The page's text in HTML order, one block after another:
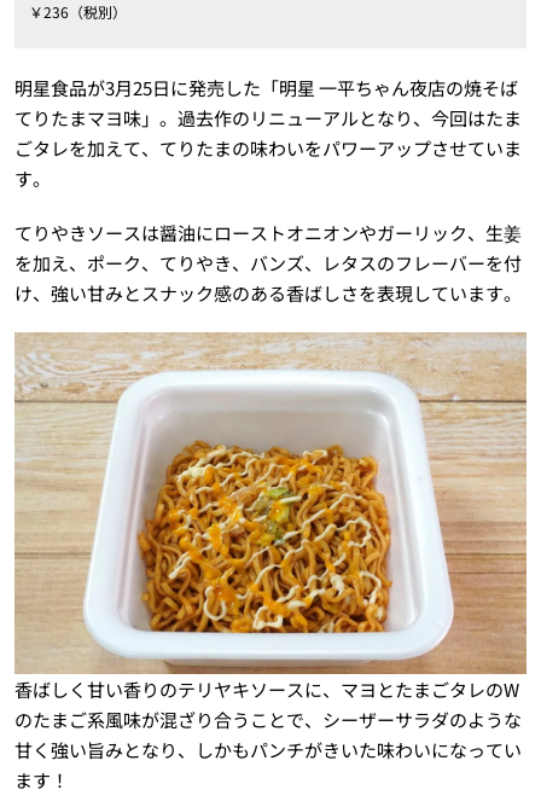
￥236（税別）
明星食品が3月25日に発売した「明星 一平ちゃん夜店の焼そば
てりたまマヨ味」。過去作のリニューアルとなり、今回はたま
ごタレを加えて、てりたまの味わいをパワーアップさせていま
す。
てりやきソースは醤油にローストオニオンやガーリック、生姜
を加え、ポーク、てりやき、バンズ、レタスのフレーバーを付
け、強い甘みとスナック感のある香ばしさを表現しています。
香ばしく甘い香りのテリヤキソースに、マヨとたまごタレのW
のたまご系風味が混ざり合うことで、シーザーサラダのような
甘く強い旨みとなり、しかもパンチがきいた味わいになってい
ます！